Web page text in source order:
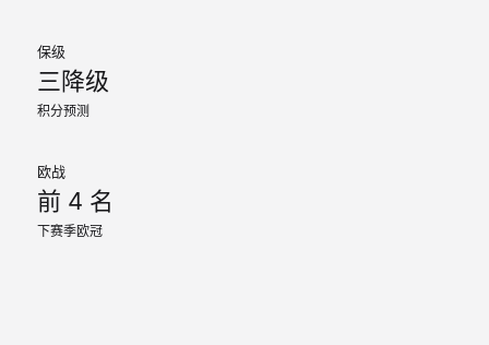
保级
三降级
积分预测
欧战
前 4 名
下赛季欧冠